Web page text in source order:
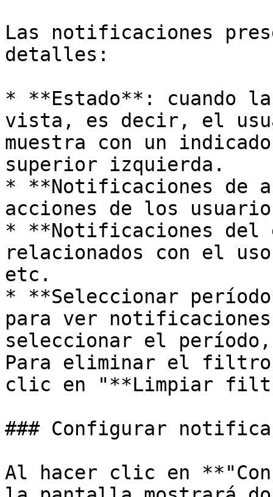
Las notificaciones
detalles:
* **Estado**: cuando
vista, es decir, el
muestra con un
superior izquierda.
* **Notificaciones de
acciones de los
* **Notificaciones del
relacionados con el
etc.
* **Seleccionar
para ver
seleccionar el
Para eliminar el filtro
clic en "**Limpiar
### Configurar
Al hacer clic en